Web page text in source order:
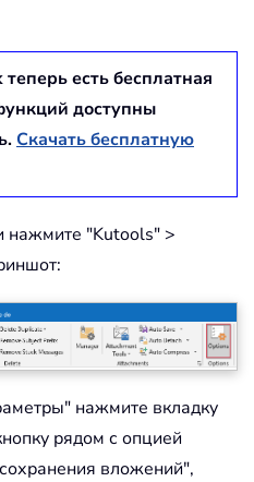
есть бесплатная
доступны
Скачать бесплатную
нажмите "Kutools" >
нажмите вкладку
рядом с опцией
вложений",